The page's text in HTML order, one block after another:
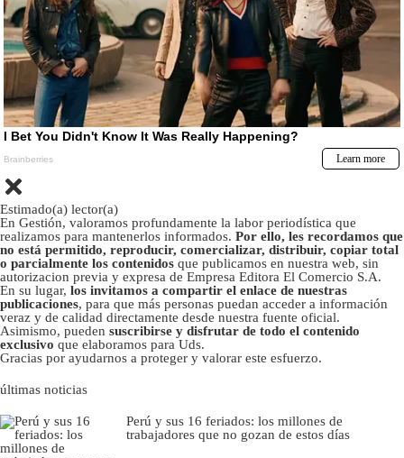
Estimado(a) lector(a)
En Gestión, valoramos profundamente la labor periodística que
realizamos para mantenerlos informados. Por ello, les recordamos que
no está permitido, reproducir, comercializar, distribuir, copiar total
o parcialmente los contenidos que publicamos en nuestra web, sin
autorizacion previa y expresa de Empresa Editora El Comercio S.A.
En su lugar, los invitamos a compartir el enlace de nuestras
publicaciones, para que más personas puedan acceder a información
veraz y de calidad directamente desde nuestra fuente oficial.
Asimismo, pueden suscribirse y disfrutar de todo el contenido
exclusivo que elaboramos para Uds.
Gracias por ayudarnos a proteger y valorar este esfuerzo.
últimas noticias
Perú y sus 16 feriados: los millones de
trabajadores que no gozan de estos días